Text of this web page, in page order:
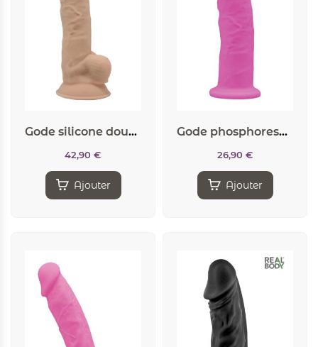
Gode silicone double densité Jack – Wooomy
42,90 €
Ajouter
Gode phosphorescent double densité 15,4cm – SilexD
26,90 €
Ajouter